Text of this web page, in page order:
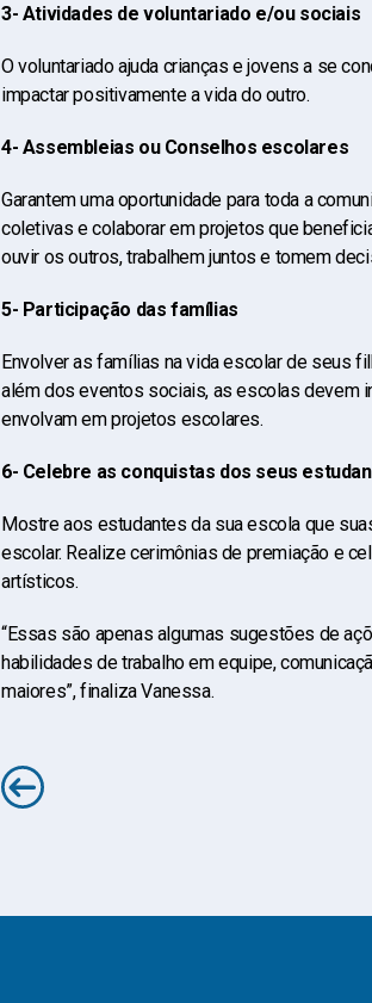
3- Atividades de voluntariado e/ou sociais
O voluntariado ajuda crianças e jovens a se
impactar positivamente a vida do outro.
4- Assembleias ou Conselhos escolares
Garantem uma oportunidade para toda a
coletivas e colaborar em projetos que
ouvir os outros, trabalhem juntos e tomem
5- Participação das famílias
Envolver as famílias na vida escolar de seus
além dos eventos sociais, as escolas devem
envolvam em projetos escolares.
6- Celebre as conquistas dos seus
Mostre aos estudantes da sua escola que
escolar. Realize cerimônias de premiação e
artísticos.
“Essas são apenas algumas sugestões de
habilidades de trabalho em equipe,
maiores”, finaliza Vanessa.